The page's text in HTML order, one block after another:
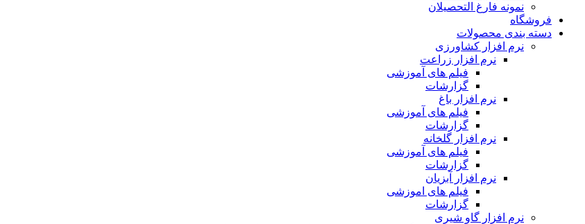
نمونه فارغ التحصیلان
فروشگاه
دسته بندی محصولات
نرم افزار کشاورزی
نرم افزار زراعت
فیلم های آموزشی
گزارشات
نرم افزار باغ
فیلم های آموزشی
گزارشات
نرم افزار گلخانه
فیلم های آموزشی
گزارشات
نرم افزار آبزیان
فیلم های اموزشی
گزارشات
نرم افزار گاو شیری